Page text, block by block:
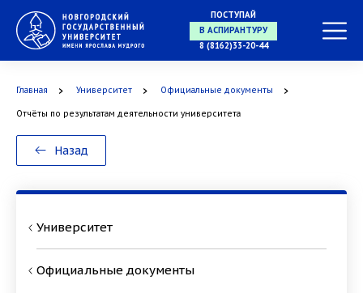
ПОСТУПАЙ
8 (8162)33-20-44
Главная Университет Официальные документы
Отчёты по результатам деятельности университета
Назад
Университет
Официальные документы